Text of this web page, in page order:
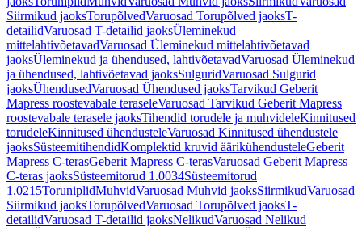
Siirmikud jaoksTorupõlvedVaruosad Torupõlved jaoksT-
detailidVaruosad T-detailid jaoksÜleminekud
mittelahtivõetavadVaruosad Üleminekud mittelahtivõetavad
jaoksÜleminekud ja ühendused, lahtivõetavadVaruosad Üleminekud
ja ühendused, lahtivõetavad jaoksSulguridVaruosad Sulgurid
jaoksÜhendusedVaruosad Ühendused jaoksTarvikud Geberit
Mapress roostevabale teraseleVaruosad Tarvikud Geberit Mapress
roostevabale terasele jaoksTihendid torudele ja muhvideleKinnitused
torudeleKinnitused ühendusteleVaruosad Kinnitused ühendustele
jaoksSüsteemitihendidKomplektid kruvid äärikühendusteleGeberit
Mapress C-terasGeberit Mapress C-terasVaruosad Geberit Mapress
C-teras jaoksSüsteemitorud 1.0034Süsteemitorud
1.0215ToruniplidMuhvidVaruosad Muhvid jaoksSiirmikudVaruosad
Siirmikud jaoksTorupõlvedVaruosad Torupõlved jaoksT-
detailidVaruosad T-detailid jaoksNelikudVaruosad Nelikud